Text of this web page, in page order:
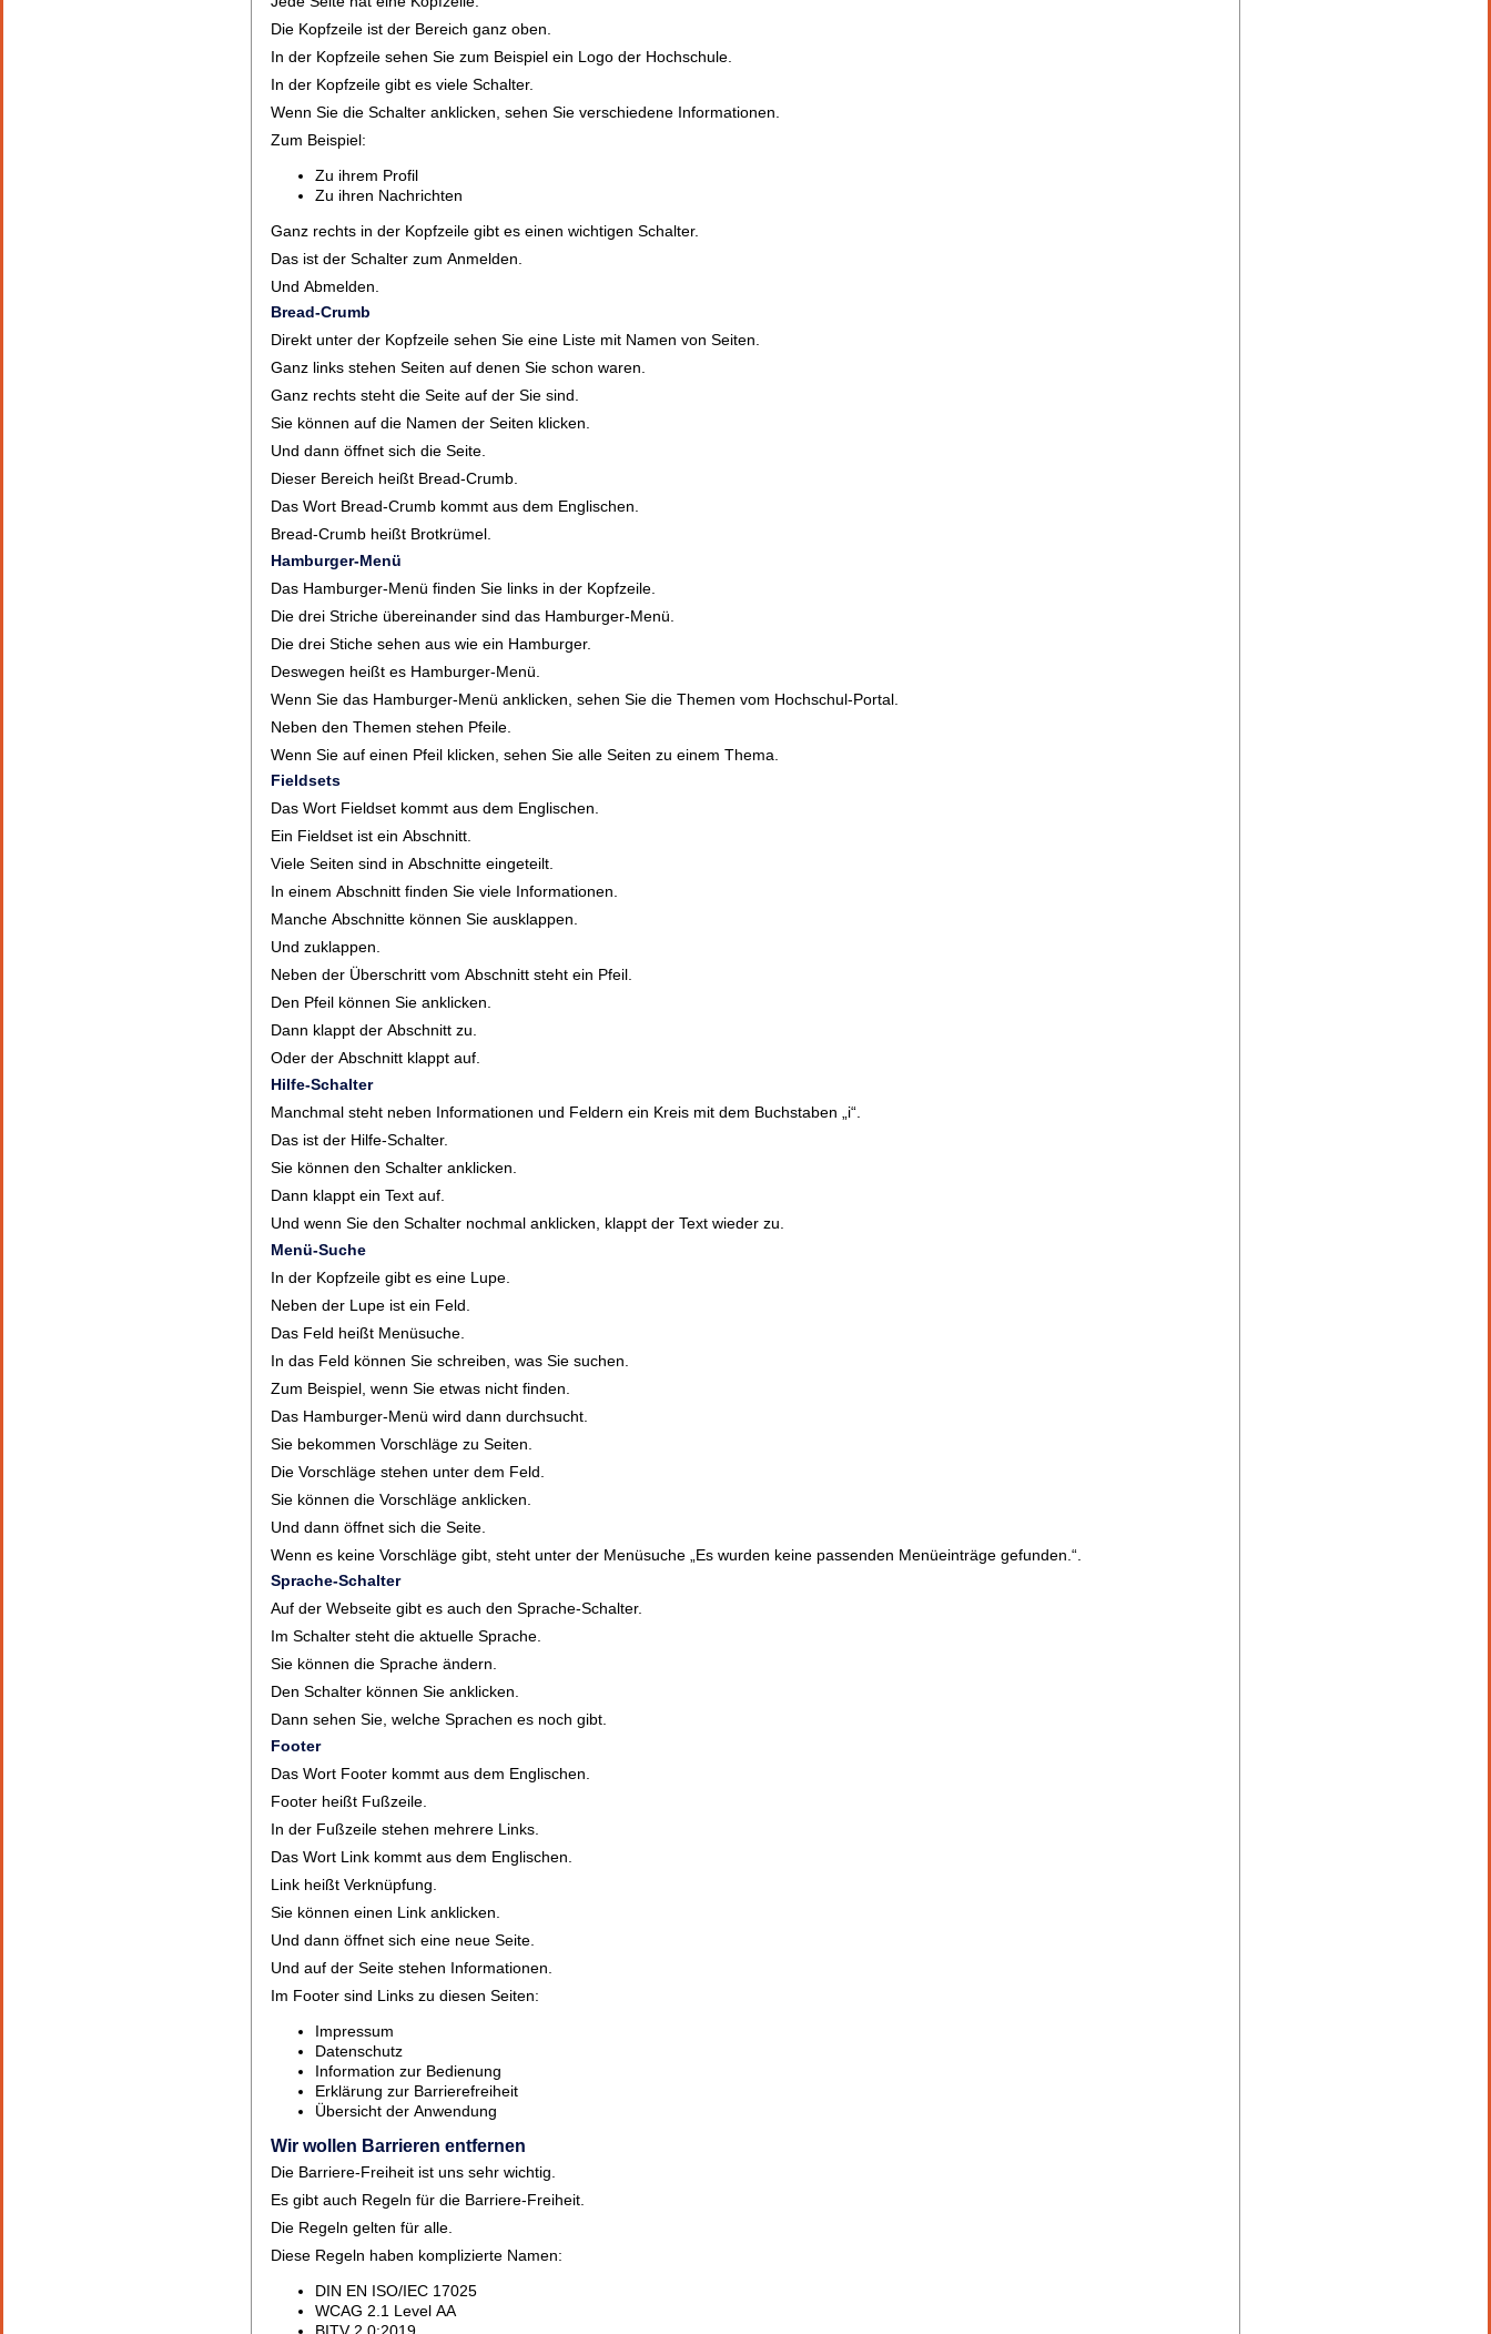
Die Kopfzeile ist der Bereich ganz oben.
In der Kopfzeile sehen Sie zum Beispiel ein Logo der Hochschule.
In der Kopfzeile gibt es viele Schalter.
Wenn Sie die Schalter anklicken, sehen Sie verschiedene Informationen.
Zum Beispiel:
Zu ihrem Profil
Zu ihren Nachrichten
Ganz rechts in der Kopfzeile gibt es einen wichtigen Schalter.
Das ist der Schalter zum Anmelden.
Und Abmelden.
Bread-Crumb
Direkt unter der Kopfzeile sehen Sie eine Liste mit Namen von Seiten.
Ganz links stehen Seiten auf denen Sie schon waren.
Ganz rechts steht die Seite auf der Sie sind.
Sie können auf die Namen der Seiten klicken.
Und dann öffnet sich die Seite.
Dieser Bereich heißt Bread-Crumb.
Das Wort Bread-Crumb kommt aus dem Englischen.
Bread-Crumb heißt Brotkrümel.
Hamburger-Menü
Das Hamburger-Menü finden Sie links in der Kopfzeile.
Die drei Striche übereinander sind das Hamburger-Menü.
Die drei Stiche sehen aus wie ein Hamburger.
Deswegen heißt es Hamburger-Menü.
Wenn Sie das Hamburger-Menü anklicken, sehen Sie die Themen vom Hochschul-Portal.
Neben den Themen stehen Pfeile.
Wenn Sie auf einen Pfeil klicken, sehen Sie alle Seiten zu einem Thema.
Fieldsets
Das Wort Fieldset kommt aus dem Englischen.
Ein Fieldset ist ein Abschnitt.
Viele Seiten sind in Abschnitte eingeteilt.
In einem Abschnitt finden Sie viele Informationen.
Manche Abschnitte können Sie ausklappen.
Und zuklappen.
Neben der Überschritt vom Abschnitt steht ein Pfeil.
Den Pfeil können Sie anklicken.
Dann klappt der Abschnitt zu.
Oder der Abschnitt klappt auf.
Hilfe-Schalter
Manchmal steht neben Informationen und Feldern ein Kreis mit dem Buchstaben „i“.
Das ist der Hilfe-Schalter.
Sie können den Schalter anklicken.
Dann klappt ein Text auf.
Und wenn Sie den Schalter nochmal anklicken, klappt der Text wieder zu.
Menü-Suche
In der Kopfzeile gibt es eine Lupe.
Neben der Lupe ist ein Feld.
Das Feld heißt Menüsuche.
In das Feld können Sie schreiben, was Sie suchen.
Zum Beispiel, wenn Sie etwas nicht finden.
Das Hamburger-Menü wird dann durchsucht.
Sie bekommen Vorschläge zu Seiten.
Die Vorschläge stehen unter dem Feld.
Sie können die Vorschläge anklicken.
Und dann öffnet sich die Seite.
Wenn es keine Vorschläge gibt, steht unter der Menüsuche „Es wurden keine passenden Menüeinträge gefunden.“.
Sprache-Schalter
Auf der Webseite gibt es auch den Sprache-Schalter.
Im Schalter steht die aktuelle Sprache.
Sie können die Sprache ändern.
Den Schalter können Sie anklicken.
Dann sehen Sie, welche Sprachen es noch gibt.
Footer
Das Wort Footer kommt aus dem Englischen.
Footer heißt Fußzeile.
In der Fußzeile stehen mehrere Links.
Das Wort Link kommt aus dem Englischen.
Link heißt Verknüpfung.
Sie können einen Link anklicken.
Und dann öffnet sich eine neue Seite.
Und auf der Seite stehen Informationen.
Im Footer sind Links zu diesen Seiten:
Impressum
Datenschutz
Information zur Bedienung
Erklärung zur Barrierefreiheit
Übersicht der Anwendung
Wir wollen Barrieren entfernen
Die Barriere-Freiheit ist uns sehr wichtig.
Es gibt auch Regeln für die Barriere-Freiheit.
Die Regeln gelten für alle.
Diese Regeln haben komplizierte Namen:
DIN EN ISO/IEC 17025
WCAG 2.1 Level AA
BITV 2.0:2019